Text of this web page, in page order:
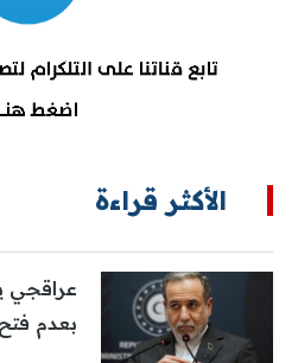
الأكثر قراءة
عراقجي
بعدم